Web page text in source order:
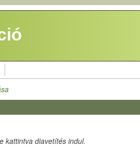
kattintva diavetítés indul.